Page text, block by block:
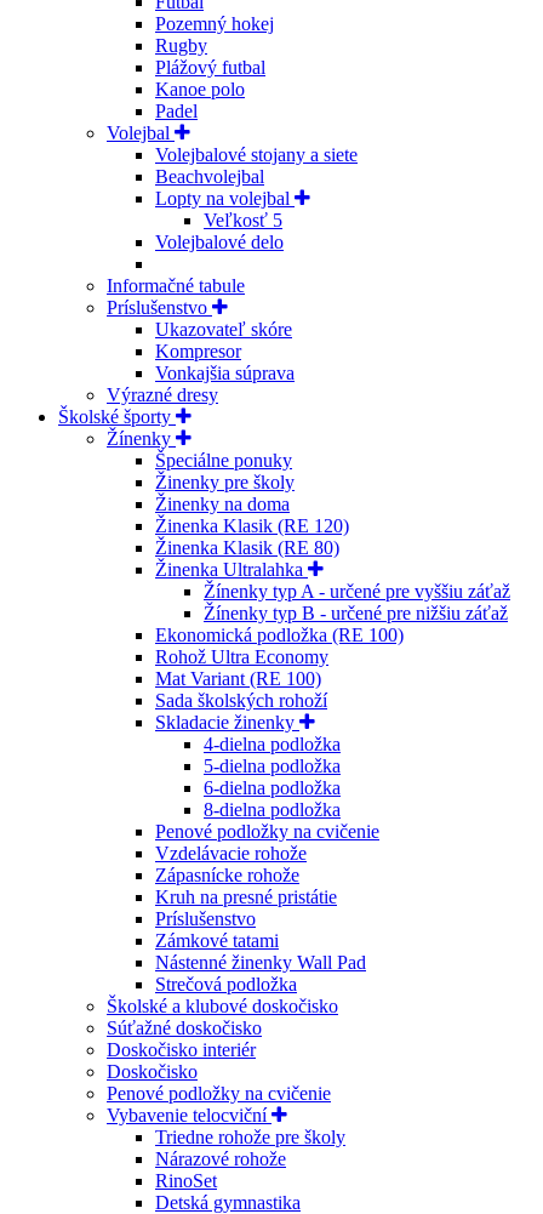
Pozemný hokej
Rugby
Plážový futbal
Kanoe polo
Padel
Volejbal
Volejbalové stojany a siete
Beachvolejbal
Lopty na volejbal
Veľkosť 5
Volejbalové delo
Informačné tabule
Príslušenstvo
Ukazovateľ skóre
Kompresor
Vonkajšia súprava
Výrazné dresy
Školské športy
Žínenky
Špeciálne ponuky
Žinenky pre školy
Žinenky na doma
Žinenka Klasik (RE 120)
Žinenka Klasik (RE 80)
Žinenka Ultralahka
Žínenky typ A - určené pre vyššiu záťaž
Žínenky typ B - určené pre nižšiu záťaž
Ekonomická podložka (RE 100)
Rohož Ultra Economy
Mat Variant (RE 100)
Sada školských rohoží
Skladacie žinenky
4-dielna podložka
5-dielna podložka
6-dielna podložka
8-dielna podložka
Penové podložky na cvičenie
Vzdelávacie rohože
Zápasnícke rohože
Kruh na presné pristátie
Príslušenstvo
Zámkové tatami
Nástenné žinenky Wall Pad
Strečová podložka
Školské a klubové doskočisko
Súťažné doskočisko
Doskočisko interiér
Doskočisko
Penové podložky na cvičenie
Vybavenie telocviční
Triedne rohože pre školy
Nárazové rohože
RinoSet
Detská gymnastika